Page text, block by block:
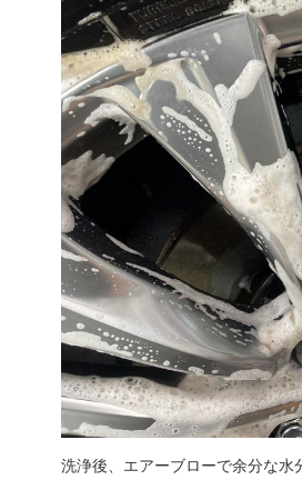
洗浄後、エアーブローで余分な水